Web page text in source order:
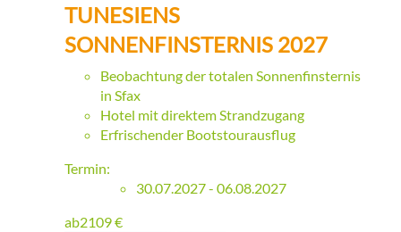
TUNESIENS
SONNENFINSTERNIS 2027
Beobachtung der totalen Sonnenfinsternis
in Sfax
Hotel mit direktem Strandzugang
Erfrischender Bootstourausflug
Termin:
30.07.2027 - 06.08.2027
ab2109€